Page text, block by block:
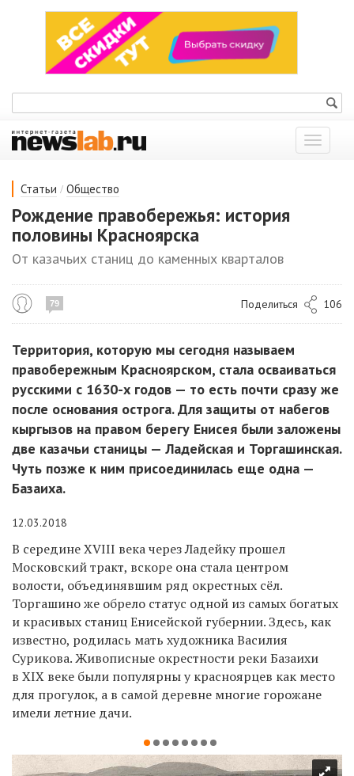
Показать
меню
Статьи / Общество
Рождение правобережья: история
половины Красноярска
От казачьих станиц до каменных кварталов
79 Поделиться 106
Территория, которую мы сегодня называем
правобережным Красноярском, стала осваиваться
русскими с 1630-х годов — то есть почти сразу же
после основания острога. Для защиты от набегов
кыргызов на правом берегу Енисея были заложены
две казачьи станицы — Ладейская и Торгашинская.
Чуть позже к ним присоединилась еще одна —
Базаиха.
12.03.2018
В середине XVIII века через Ладейку прошел
Московский тракт, вскоре она стала центром
волости, объединявшим ряд окрестных сёл.
Торгашино же обрело статус одной из самых богатых
и красивых станиц Енисейской губернии. Здесь, как
известно, родилась мать художника Василия
Сурикова. Живописные окрестности реки Базаихи
в XIX веке были популярны у красноярцев как место
для прогулок, а в самой деревне многие горожане
имели летние дачи.